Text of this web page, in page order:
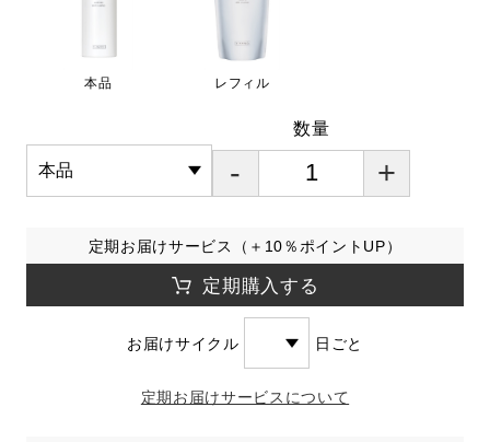
本品 レフィル
数量
- +
定期お届けサービス（＋10％ポイントUP）
定期購入する
お届けサイクル 日ごと
定期お届けサービスについて